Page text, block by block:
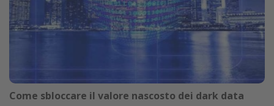
Come sbloccare il valore nascosto dei dark data